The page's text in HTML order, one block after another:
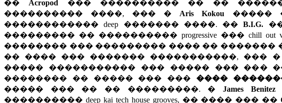
�� Acropod ��� ���������� �� ��
���������� ����, ��� � Aris Kokou �����
������������ deep ������� ����. �� B.I.G.
��������� �� ���������� progressive ��� chill out
�������� ��� ��������� ���� �� �������
�� ���� ��� ������� �����������, ��� �
����� ����������� ��� ����� ��� ���
�������� �� ����� ��� ��� ����
����� ��� �� �� ���������. � James Benitez
���������� deep kai tech house grooves, �� ���� ��� ��